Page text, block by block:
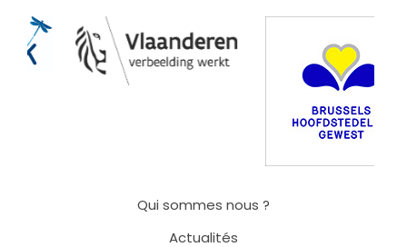
Qui sommes nous ?
Actualités